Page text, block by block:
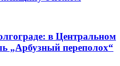
в Центральном
„Арбузный переполох“